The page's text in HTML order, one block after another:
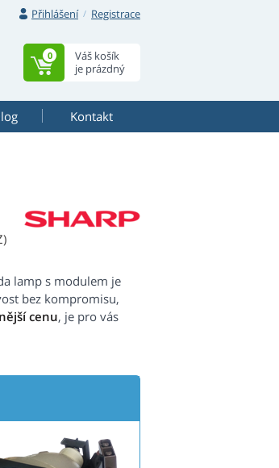
Přihlášení
Registrace
Váš košík
je prázdný
0
Kontakt
lamp s modulem je
bez kompromisu,
cenu, je pro vás